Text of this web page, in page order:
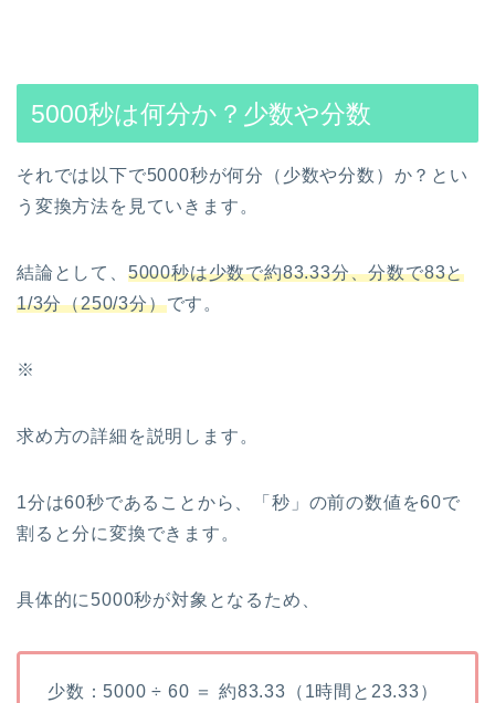
5000秒は何分か？少数や分数
それでは以下で5000秒が何分（少数や分数）か？とい
う変換方法を見ていきます。
結論として、 5000秒は少数で約83.33分、分数で83と
1/3分（250/3分）です。
※
求め方の詳細を説明します。
1分は60秒であることから、「秒」の前の数値を60で
割ると分に変換できます。
具体的に5000秒が対象となるため、
少数：5000 ÷ 60 ＝ 約83.33（1時間と23.33）